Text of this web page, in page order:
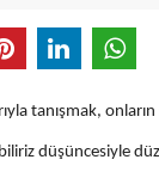
tanışmak,
düşüncesiyle